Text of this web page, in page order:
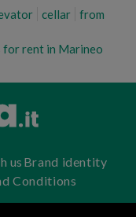
cellar
from
for rent in Marineo
us Brand identity
Conditions